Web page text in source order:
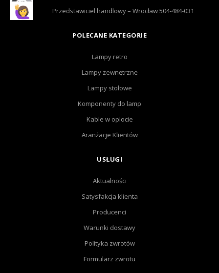
Przedstawiciel handlowy – Wrocław 504-484-031
POLECANE KATEGORIE
Lampy retro
Lampy zewnętrzne
Lampy stołowe
Komponenty do lamp
Kable w oplocie
Aranżacje Klientów
USŁUGI
Aktualności
Satysfakcja klienta
Producenci
Warunki dostawy
Polityka zwrotów
Formularz zwrotu